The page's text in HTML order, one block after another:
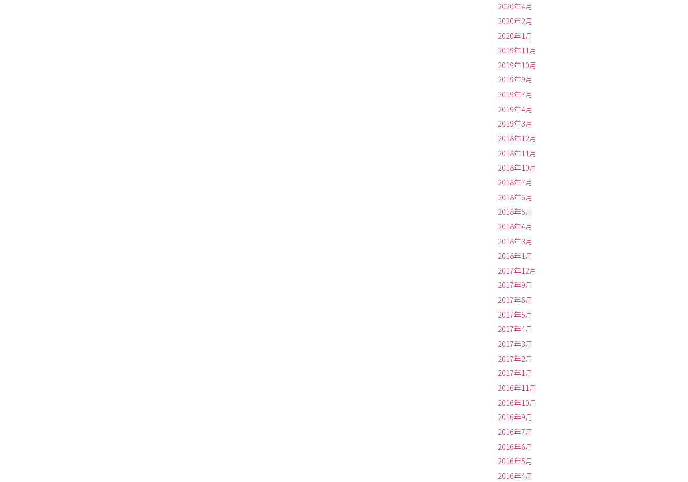
2020年4月
2020年2月
2020年1月
2019年11月
2019年10月
2019年9月
2019年7月
2019年4月
2019年3月
2018年12月
2018年11月
2018年10月
2018年7月
2018年6月
2018年5月
2018年4月
2018年3月
2018年1月
2017年12月
2017年9月
2017年6月
2017年5月
2017年4月
2017年3月
2017年2月
2017年1月
2016年11月
2016年10月
2016年9月
2016年7月
2016年6月
2016年5月
2016年4月